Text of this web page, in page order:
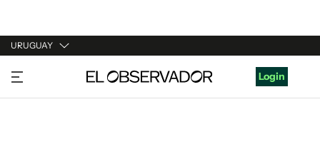
URUGUAY
URUGUAY
ARGENTINA
Login